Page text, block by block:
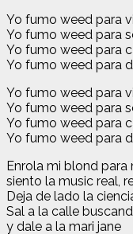
Yo fumo weed para
Yo fumo weed para
Yo fumo weed para
Yo fumo weed para
Yo fumo weed para
Yo fumo weed para
Yo fumo weed para
Yo fumo weed para
Enrola mi blond
siento la music real,
Deja de lado la
Sal a la calle
y dale a la mari jane